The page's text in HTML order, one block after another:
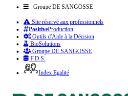
Groupe DE SANGOSSE
Site réservé aux professionnels
PositiveProduction
Outils d'Aide à la Décision
BioSolutions
Groupe DE SANGOSSE
F.D.S.
Index Egalité